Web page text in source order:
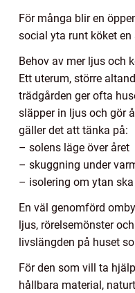
För många blir en
social yta runt köket
Behov av mer ljus och
Ett uterum, större
trädgården ger ofta
släpper in ljus och gör
gäller det att tänka på:
– solens läge över året
– skuggning under
– isolering om ytan
En väl genomförd
ljus, rörelsemönster
livslängden på huset
För den som vill ta
hållbara material,